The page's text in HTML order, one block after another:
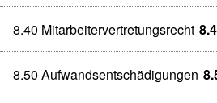
8.40 Mitarbeitervertretungsrecht
8.50 Aufwandsentschädigungen